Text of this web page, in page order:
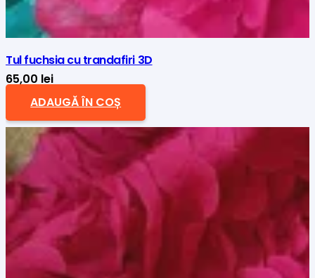
Tul fuchsia cu trandafiri 3D
65,00 lei
ADAUGĂ ÎN COȘ